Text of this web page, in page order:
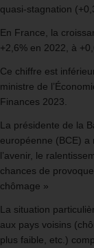
quasi-stagnation
En France, la
+2,6% en 2022, à
Ce chiffre est
ministre de
Finances 2023.
La présidente de la
européenne (BCE) a
l’avenir, le
chances de
chômage »
La situation
aux pays voisins
plus faible, etc.)